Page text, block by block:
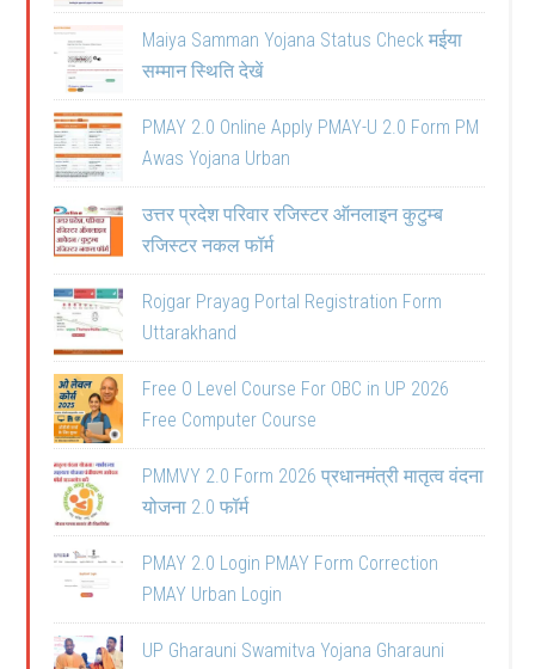
Maiya Samman Yojana Status Check मईया
सम्मान स्थिति देखें
PMAY 2.0 Online Apply PMAY-U 2.0 Form PM
Awas Yojana Urban
उत्तर प्रदेश परिवार रजिस्टर ऑनलाइन कुटुम्ब
रजिस्टर नकल फॉर्म
Rojgar Prayag Portal Registration Form
Uttarakhand
Free O Level Course For OBC in UP 2026
Free Computer Course
PMMVY 2.0 Form 2026 प्रधानमंत्री मातृत्व वंदना
योजना 2.0 फॉर्म
PMAY 2.0 Login PMAY Form Correction
PMAY Urban Login
UP Gharauni Swamitva Yojana Gharauni